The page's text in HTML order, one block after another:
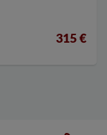
315 €